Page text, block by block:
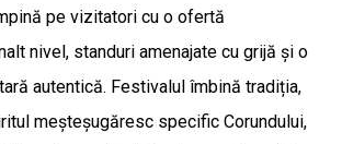
pe vizitatori cu o ofertă
nivel, standuri amenajate cu grijă și o
autentică. Festivalul îmbină tradiția,
meșteșugăresc specific Corundului,